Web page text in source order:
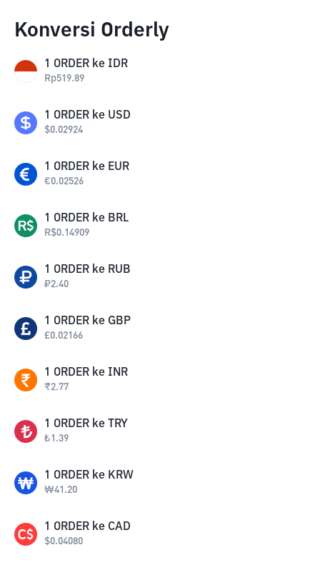
Konversi Orderly
1 ORDER ke IDR
Rp519.89
1 ORDER ke USD
$0.02924
1 ORDER ke EUR
€0.02526
1 ORDER ke BRL
R$0.14909
1 ORDER ke RUB
₽2.40
1 ORDER ke GBP
£0.02166
1 ORDER ke INR
₹2.77
1 ORDER ke TRY
₺1.39
1 ORDER ke KRW
₩41.20
1 ORDER ke CAD
$0.04080